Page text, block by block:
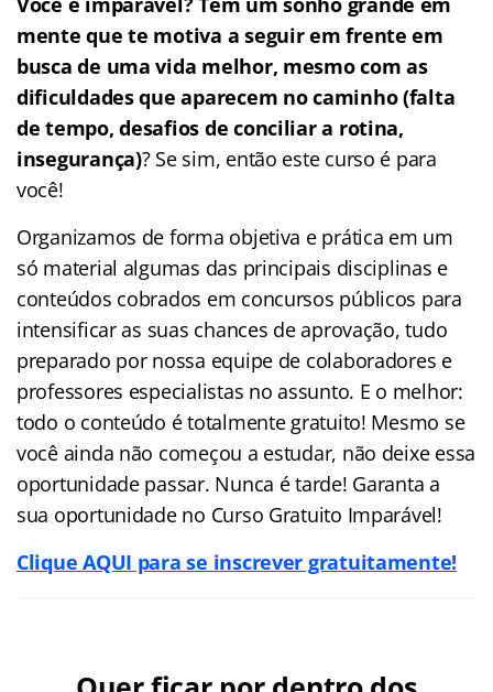
mente que te motiva a seguir em frente em
busca de uma vida melhor, mesmo com as
dificuldades que aparecem no caminho (falta
de tempo, desafios de conciliar a rotina,
insegurança)? Se sim, então este curso é para
você!
Organizamos de forma objetiva e prática em um
só material algumas das principais disciplinas e
conteúdos cobrados em concursos públicos para
intensificar as suas chances de aprovação, tudo
preparado por nossa equipe de colaboradores e
professores especialistas no assunto. E o melhor:
todo o conteúdo é totalmente gratuito! Mesmo se
você ainda não começou a estudar, não deixe essa
oportunidade passar. Nunca é tarde! Garanta a
sua oportunidade no Curso Gratuito Imparável!
Clique AQUI para se inscrever gratuitamente!